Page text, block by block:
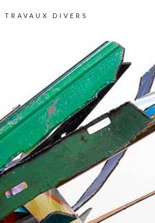
TRAVAUX DIVERS